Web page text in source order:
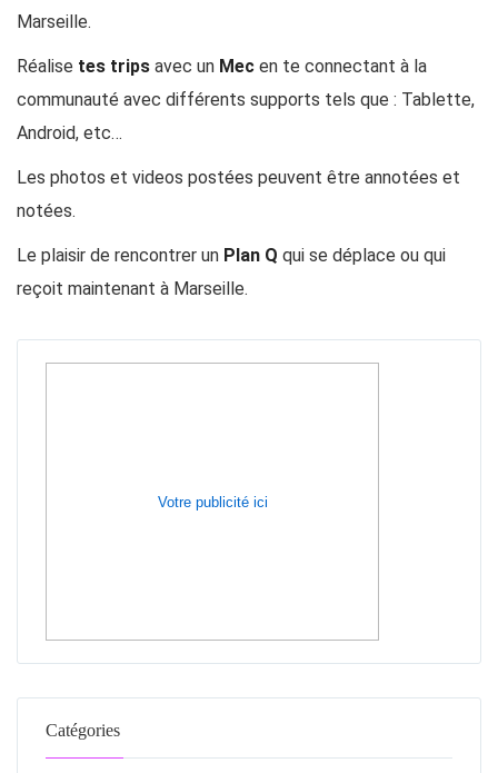
Marseille.
Réalise tes trips avec un Mec en te connectant à la
communauté avec différents supports tels que : Tablette,
Android, etc…
Les photos et videos postées peuvent être annotées et
notées.
Le plaisir de rencontrer un Plan Q qui se déplace ou qui
reçoit maintenant à Marseille.
Votre publicité ici
Catégories